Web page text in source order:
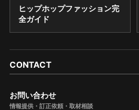
ヒップホップファッション完
全ガイド
CONTACT
お問い合わせ
情報提供・訂正依頼・取材相談